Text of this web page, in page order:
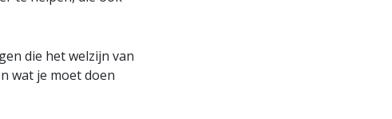
die het welzijn van
wat je moet doen